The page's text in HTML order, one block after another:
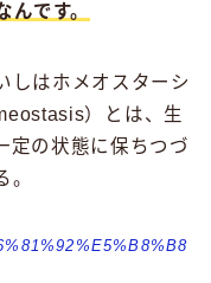
です。
しはホメオスターシ
）とは、生
定の状態に保ちつづ